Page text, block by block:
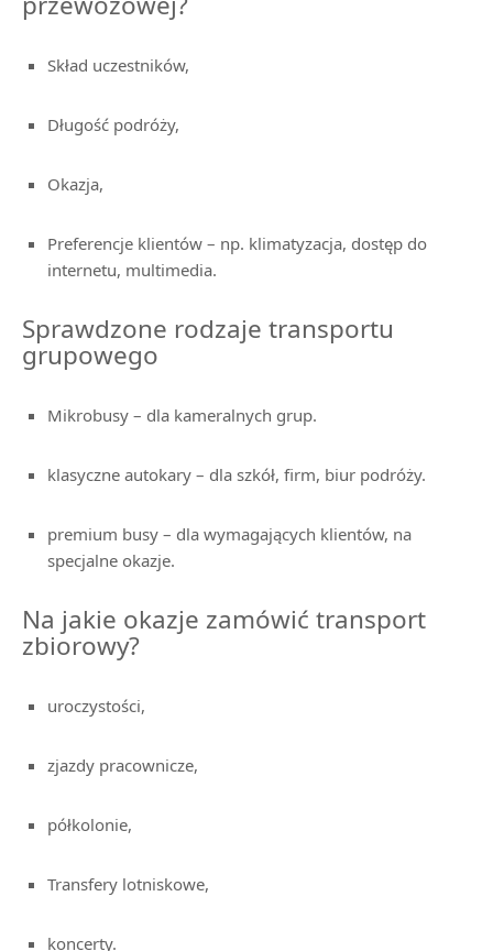
Skład uczestników,
Długość podróży,
Okazja,
Preferencje klientów – np. klimatyzacja, dostęp do
internetu, multimedia.
Sprawdzone rodzaje transportu
grupowego
Mikrobusy – dla kameralnych grup.
klasyczne autokary – dla szkół, firm, biur podróży.
premium busy – dla wymagających klientów, na
specjalne okazje.
Na jakie okazje zamówić transport
zbiorowy?
uroczystości,
zjazdy pracownicze,
półkolonie,
Transfery lotniskowe,
koncerty.